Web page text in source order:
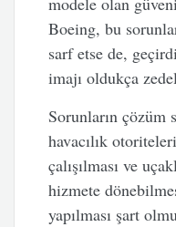
Boeing, bu
sarf etse de,
imajı oldukça
Sorunların çözüm
havacılık
çalışılması ve
hizmete
yapılması şart